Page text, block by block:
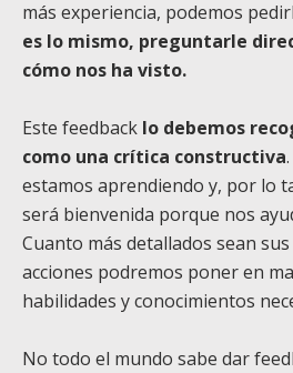
más experiencia, podemos
es lo mismo, preguntarle
cómo nos ha visto.
Este feedback lo debemos
como una crítica constructiva
estamos aprendiendo y, por lo
será bienvenida porque nos
Cuanto más detallados sean
acciones podremos poner en
habilidades y conocimientos
No todo el mundo sabe dar